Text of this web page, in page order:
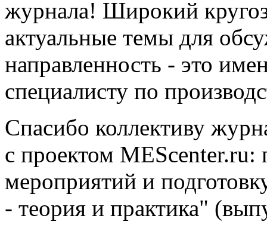
журнала! Широкий
актуальные темы для
направленность - это
специалисту по
Спасибо коллективу
с проектом
мероприятий и
- теория и практика"